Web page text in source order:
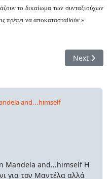
το δικαίωμα των συνταξιούχων
πρέπει να αποκατασταθούν.»
στο Βασιλιά! Next
Next
and...himself
Mandela and...himself Η
για τον Μαντέλα αλλά